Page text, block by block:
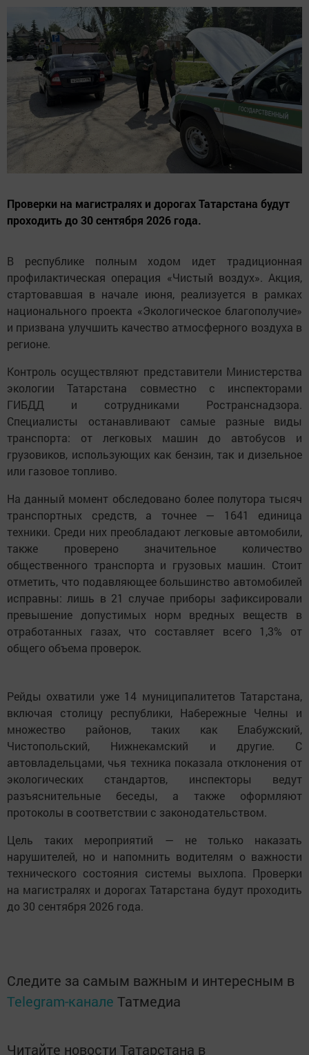
Проверки на магистралях и дорогах Татарстана будут
проходить до 30 сентября 2026 года.
В республике полным ходом идет традиционная
профилактическая операция «Чистый воздух». Акция,
стартовавшая в начале июня, реализуется в рамках
национального проекта «Экологическое благополучие»
и призвана улучшить качество атмосферного воздуха в
регионе.
Контроль осуществляют представители Министерства
экологии Татарстана совместно с инспекторами
ГИБДД и сотрудниками Ространснадзора.
Специалисты останавливают самые разные виды
транспорта: от легковых машин до автобусов и
грузовиков, использующих как бензин, так и дизельное
или газовое топливо.
На данный момент обследовано более полутора тысяч
транспортных средств, а точнее — 1641 единица
техники. Среди них преобладают легковые автомобили,
также проверено значительное количество
общественного транспорта и грузовых машин. Стоит
отметить, что подавляющее большинство автомобилей
исправны: лишь в 21 случае приборы зафиксировали
превышение допустимых норм вредных веществ в
отработанных газах, что составляет всего 1,3% от
общего объема проверок.
Рейды охватили уже 14 муниципалитетов Татарстана,
включая столицу республики, Набережные Челны и
множество районов, таких как Елабужский,
Чистопольский, Нижнекамский и другие. С
автовладельцами, чья техника показала отклонения от
экологических стандартов, инспекторы ведут
разъяснительные беседы, а также оформляют
протоколы в соответствии с законодательством.
Цель таких мероприятий — не только наказать
нарушителей, но и напомнить водителям о важности
технического состояния системы выхлопа. Проверки
на магистралях и дорогах Татарстана будут проходить
до 30 сентября 2026 года.
Следите за самым важным и интересным в
Telegram-канале Татмедиа
Читайте новости Татарстана в